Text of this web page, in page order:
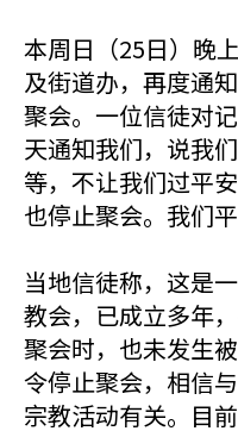
本周日（25日）晚
及街道办，再度通
聚会。一位信徒对
天通知我们，说我
等，不让我们过平
也停止聚会。我们
当地信徒称，这是
教会，已成立多年
聚会时，也未发生
令停止聚会，相信
宗教活动有关。目